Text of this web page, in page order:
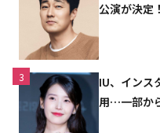
公演が決定！
3
IU、インス
用…一部か